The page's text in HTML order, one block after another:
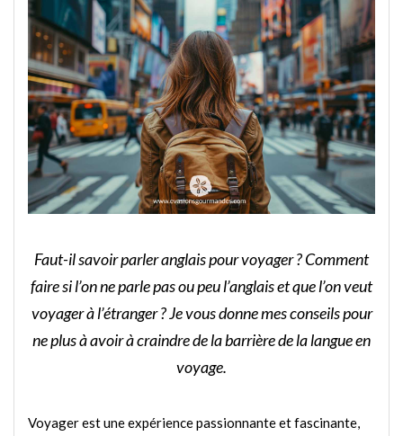
Faut-il savoir parler anglais pour voyager ? Comment
faire si l’on ne parle pas ou peu l’anglais et que l’on veut
voyager à l’étranger ? Je vous donne mes conseils pour
ne plus à avoir à craindre de la barrière de la langue en
voyage.
Voyager est une expérience passionnante et fascinante,